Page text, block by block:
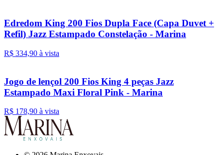
Edredom King 200 Fios Dupla Face (Capa Duvet +
Refil) Jazz Estampado Constelação - Marina
R$ 334,90 à vista
Jogo de lençol 200 Fios King 4 peças Jazz
Estampado Maxi Floral Pink - Marina
R$ 178,90 à vista